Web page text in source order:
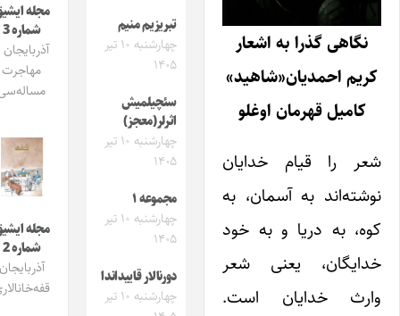
نگاهی گذرا به اشعار
احمدیان«شاهید»
کامیل قهرمان اوغلو
را قیام خدایان
به آسمان، به
به دریا و به خود
‌یعنی شعر
خدایان است.
تبریزیم منیم
چهارشنبه ۱۰ تیر
سئچیلمیش
اثرلر(معجز)
چهارشنبه ۱۰ تیر
مجموعه ۱
چهارشنبه ۱۰ تیر
دورنالار قاییداندا
چهارشنبه ۱۰ تیر
مجله ایشیق
شماره 3
آذربایجان و
مهاجرت
مساله‌سی
مجله ایشیق
شماره 2
آذربایجان
قفه‌خانالاری